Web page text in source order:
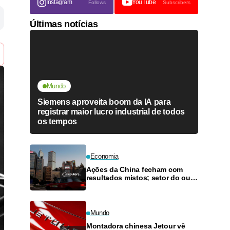
Instagram Follows YouTube Subscribers
Últimas notícias
Mundo
Siemens aproveita boom da IA para
registrar maior lucro industrial de todos
os tempos
Economia
Ações da China fecham com
resultados mistos; setor do ouro
Mundo
Montadora chinesa Jetour vê